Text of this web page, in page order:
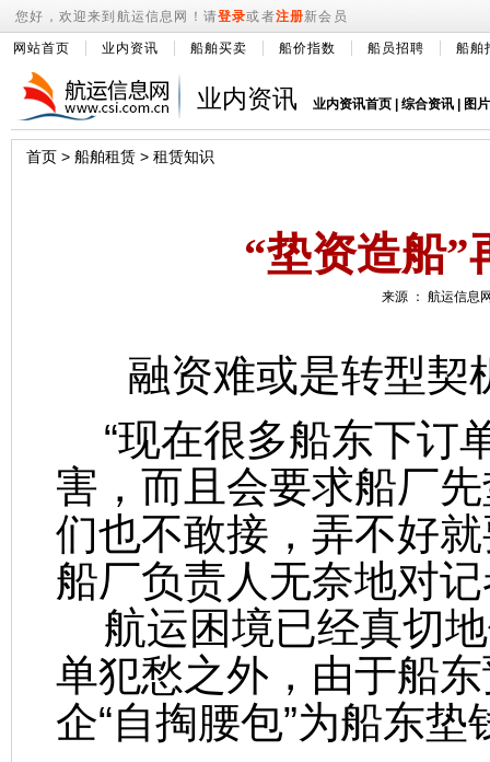
您好，欢迎来到航运信息网！请登录或者注册新会员
网站首页 业内资讯 船舶买卖 船价指数 船员招聘 船舶
业内资讯 业内资讯首页 综合资讯 图
首页 > 船舶租赁 > 租赁知识
“垫资造船”
来源 ： 航运信
融资难或是转型契
“现在很多船东下订
害，而且会要求船厂
们也不敢接，弄不好
船厂负责人无奈地对
航运困境已经真切
单犯愁之外，由于船
企“自掏腰包”为船东